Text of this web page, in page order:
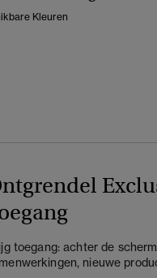
Kleuren
toegang: achter de
nieuwe